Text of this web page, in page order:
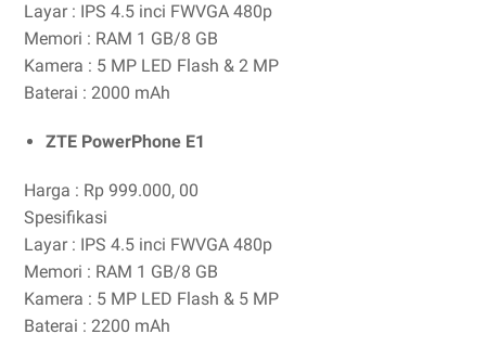
Layar : IPS 4.5 inci FWVGA 480p
Memori : RAM 1 GB/8 GB
Kamera : 5 MP LED Flash & 2 MP
Baterai : 2000 mAh
ZTE PowerPhone E1
Harga : Rp 999.000, 00
Spesifikasi
Layar : IPS 4.5 inci FWVGA 480p
Memori : RAM 1 GB/8 GB
Kamera : 5 MP LED Flash & 5 MP
Baterai : 2200 mAh